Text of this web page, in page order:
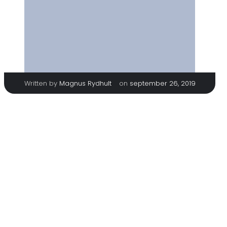
Written by Magnus Rydhult on september 26, 2019